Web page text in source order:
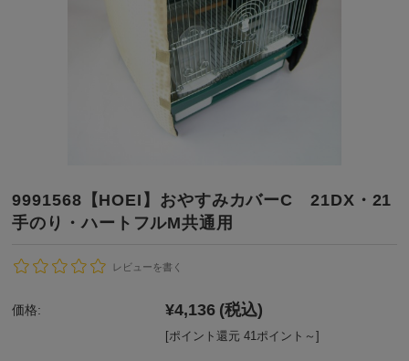
9991568【HOEI】おやすみカバーC 21DX・21
手のり・ハートフルM共通用
レビューを書く
価格: ¥4,136 (税込)
[ポイント還元 41ポイント～]